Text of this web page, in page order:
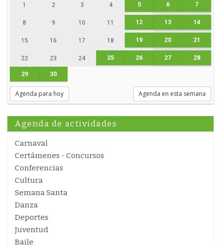
1 2 3 4 5 6 7
8 9 10 11 12 13 14
15 16 17 18 19 20 21
22 23 24 25 26 27 28
29 30
Agenda para hoy Agenda en esta semana
Agenda de actividades
Carnaval
Certámenes - Concursos
Conferencias
Cultura
Semana Santa
Danza
Deportes
Juventud
Baile